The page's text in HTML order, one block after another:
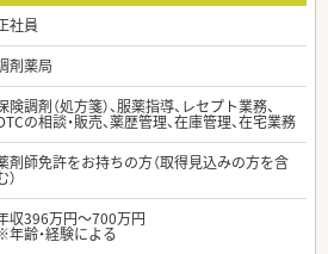
社員
剤薬局
険調剤（処方箋）、服薬指導、レセプト業務、
の相談・販売、薬歴管理、在庫管理、在宅業務
剤師免許をお持ちの方（取得見込みの方を含
）
収396万円～700万円
年齢・経験による